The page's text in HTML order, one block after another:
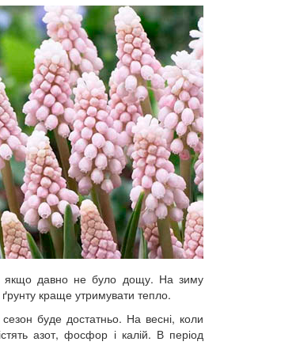
якщо давно не було дощу. На зиму
краще утримувати тепло.
сезон буде достатньо. На весні, коли
азот, фосфор і калій. В період